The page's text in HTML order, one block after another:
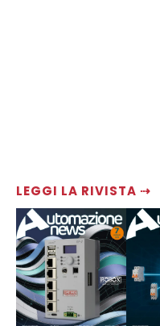
LEGGI LA RIVISTA ⇢